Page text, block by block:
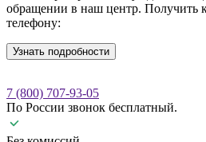
обращении в наш центр. Получить
телефону:
Узнать подробности
7 (800) 707-93-05
По России звонок бесплатный.